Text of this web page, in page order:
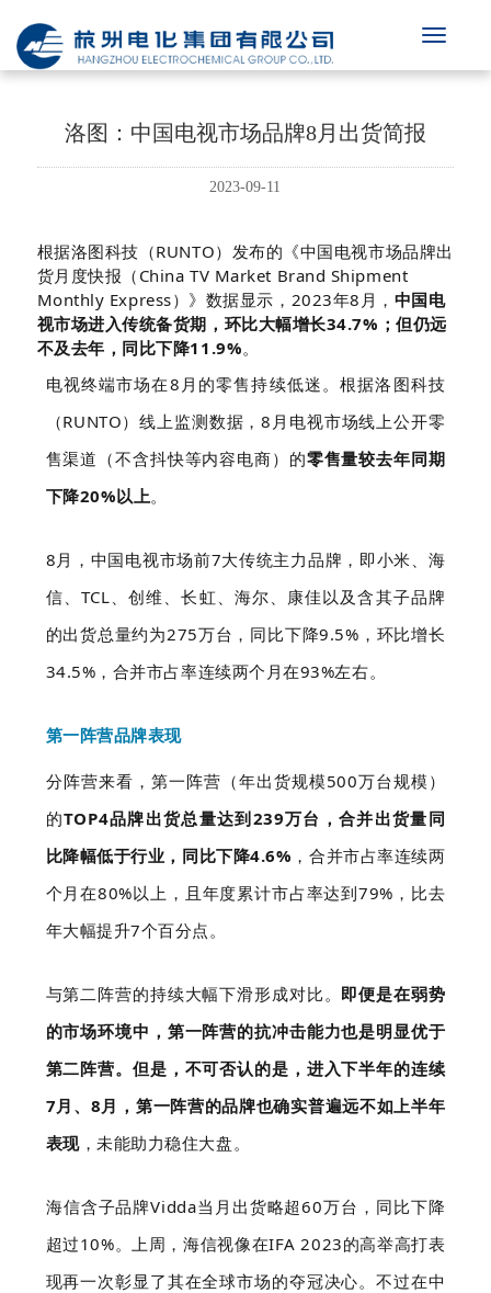
洛图：中国电视市场品牌8月出货简报
2023-09-11
根据洛图科技（RUNTO） 发布的《中国电视市场品牌出
货月度快报（China TV Market Brand Shipment
Monthly Express）》数据显示，2023年8月， 中国电
视市场进入传统备货期，环比大幅增长34.7%；但仍远
不及去年，同比下降11.9%。
电视终端市场在8月的零售持续低迷。根据洛图科技
（RUNTO）线上监测数据，8月电视市场线上公开零
售渠道（不含抖快等内容电商）的零售量较去年同期
下降20%以上。
8月，中国电视市场前7大传统主力品牌，即小米、海
信、TCL、创维、长虹、海尔、康佳以及含其子品牌
的出货总量约为275万台，同比下降9.5%，环比增长
34.5%，合并市占率连续两个月在93%左右。
第一阵营品牌表现
分阵营来看，第一阵营（年出货规模500万台规模）
的TOP4品牌出货总量达到239万台，合并出货量同
比降幅低于行业，同比下降4.6% ，合并市占率连续两
个月在80%以上，且年度累计市占率达到79%，比去
年大幅提升7个百分点。
与第二阵营的持续大幅下滑形成对比。 即便是在弱势
的市场环境中，第一阵营的抗冲击能力也是明显优于
第二阵营。但是，不可否认的是，进入下半年的连续
7月、8月，第一阵营的品牌也确实普遍远不如上半年
表现，未能助力稳住大盘。
海信含子品牌Vidda当月出货略超60万台，同比下降
超过10%。上周，海信视像在IFA 2023的高举高打表
现再一次彰显了其在全球市场的夺冠决心。不过在中